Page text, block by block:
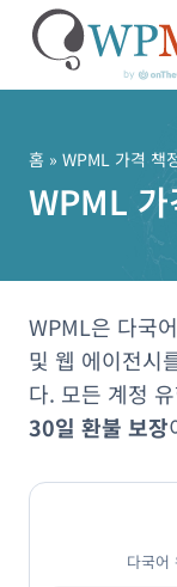
뛰
홈 » WPML 가격 책
WPML
WPML은 다국
및 웹 에이전시
다. 모든 계정
30일 환불 보장
WPML 플랜 기능
다국어